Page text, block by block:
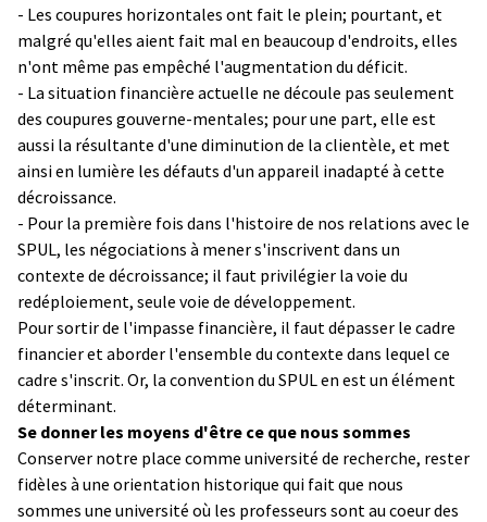
- Les coupures horizontales ont fait le plein; pourtant, et
malgré qu'elles aient fait mal en beaucoup d'endroits, elles
n'ont même pas empêché l'augmentation du déficit.
- La situation financière actuelle ne découle pas seulement
des coupures gouverne-mentales; pour une part, elle est
aussi la résultante d'une diminution de la clientèle, et met
ainsi en lumière les défauts d'un appareil inadapté à cette
décroissance.
- Pour la première fois dans l'histoire de nos relations avec le
SPUL, les négociations à mener s'inscrivent dans un
contexte de décroissance; il faut privilégier la voie du
redéploiement, seule voie de développement.
Pour sortir de l'impasse financière, il faut dépasser le cadre
financier et aborder l'ensemble du contexte dans lequel ce
cadre s'inscrit. Or, la convention du SPUL en est un élément
déterminant.
Se donner les moyens d'être ce que nous sommes
Conserver notre place comme université de recherche, rester
fidèles à une orientation historique qui fait que nous
sommes une université où les professeurs sont au coeur des